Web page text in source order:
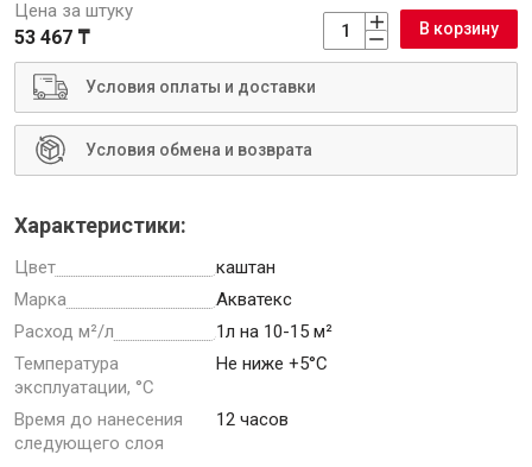
Цена за штуку
53 467 ₸ В корзину
Условия оплаты и доставки
Условия обмена и возврата
Характеристики:
Цвет
каштан
Марка
Акватекс
Расход м²/л
1л на 10-15 м²
Температура
эксплуатации, °С
Не ниже +5°С
Время до нанесения
следующего слоя
12 часов
Инструменты
Специализированный инструмент
Пистолеты для ремонта
Инструмент для штукатурно-отделочных работ
Ещё 2
Сантехника